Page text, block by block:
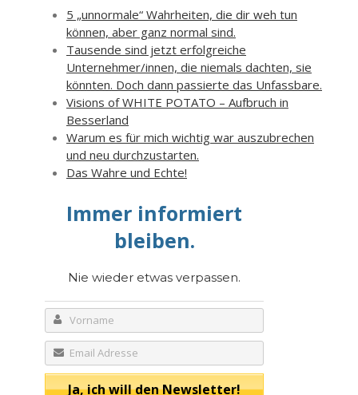
5 „unnormale“ Wahrheiten, die dir weh tun
können, aber ganz normal sind.
Tausende sind jetzt erfolgreiche
Unternehmer/innen, die niemals dachten, sie
könnten. Doch dann passierte das Unfassbare.
Visions of WHITE POTATO – Aufbruch in
Besserland
Warum es für mich wichtig war auszubrechen
und neu durchzustarten.
Das Wahre und Echte!
Immer informiert
bleiben.
Nie wieder etwas verpassen.